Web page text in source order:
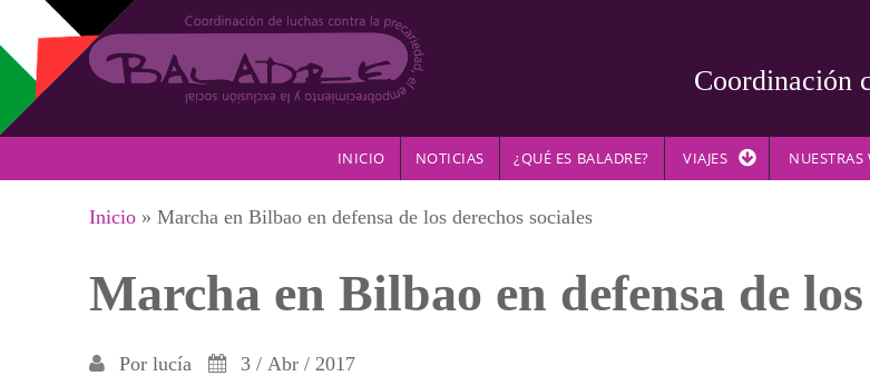
Pasar al contenido principal
Coordinación
INICIO NOTICIAS ¿QUÉ ES BALADRE? VIAJES NUESTRAS
Se encuentra usted aquí
Inicio » Marcha en Bilbao en defensa de los derechos sociales
Marcha en Bilbao en defensa de
Por lucía 3 / Abr / 2017